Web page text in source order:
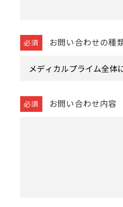
お問い合わせの種
お問い合わせ内容